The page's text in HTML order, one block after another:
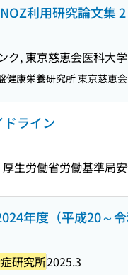
利用研究論文集 2
ク, 東京慈恵会医科大
健康栄養研究所 東京慈恵
ライン
生労働省労働基準局
年度（平成20～令
研究所2025.3